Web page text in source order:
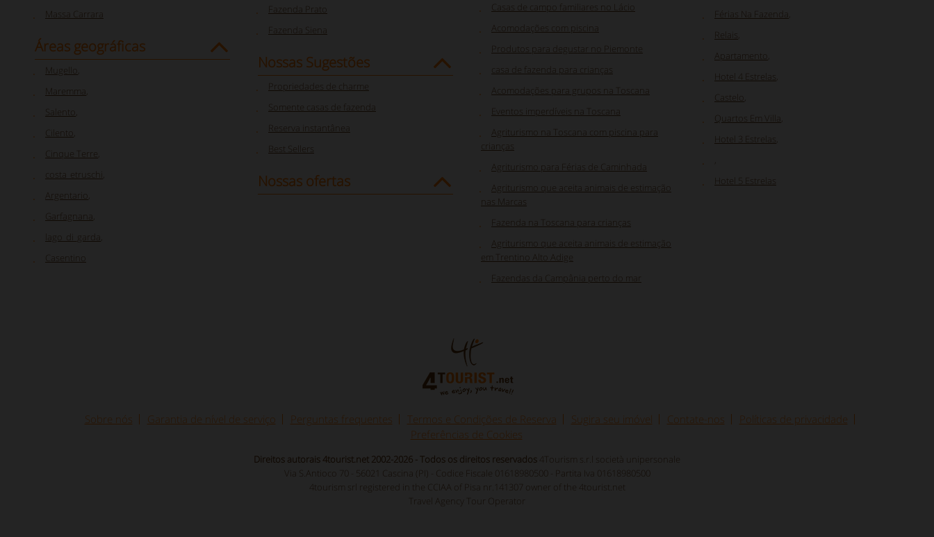
Massa Carrara
Áreas geográficas
Mugello
Maremma
Salento
Cilento
Cinque Terre
costa_etruschi
Argentario
Garfagnana
lago_di_garda
Casentino
Fazenda Prato
Fazenda Siena
Nossas Sugestões
Propriedades de charme
Somente casas de fazenda
Reserva instantânea
Best Sellers
Nossas ofertas
Casas de campo familiares no Lácio
Acomodações com piscina
Produtos para degustar no Piemonte
casa de fazenda para crianças
Acomodações para grupos na Toscana
Eventos imperdíveis na Toscana
Agriturismo na Toscana com piscina para
crianças
Agriturismo para Férias de Caminhada
Agriturismo que aceita animais de estimação
nas Marcas
Fazenda na Toscana para crianças
Agriturismo que aceita animais de estimação
em Trentino Alto Adige
Fazendas da Campânia perto do mar
Férias Na Fazenda
Relais
Apartamento
Hotel 4 Estrelas
Castelo
Quartos Em Villa
Hotel 3 Estrelas
Hotel 5 Estrelas
Sobre nós Garantia de nível de serviço Perguntas frequentes Termos e Condições de Reserva Sugira seu imóvel Contate-nos
Políticas de privacidade
Preferências de Cookies
Direitos autorais 4tourist.net 2002-2026 - Todos os direitos reservados 4Tourism s.r.l società unipersonale
Via S.Antioco 70 - 56021 Cascina (PI) - Codice Fiscale 01618980500 - Partita Iva 01618980500
4tourism srl registered in the CCIAA of Pisa nr.141307 owner of the 4tourist.net
Travel Agency Tour Operator